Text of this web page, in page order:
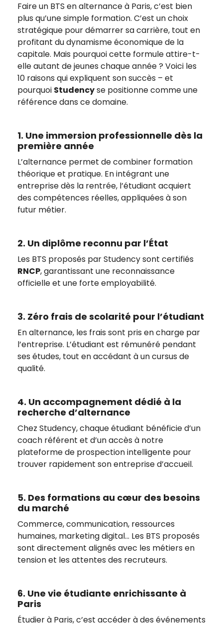
Faire un BTS en alternance à Paris, c’est bien
plus qu’une simple formation. C’est un choix
stratégique pour démarrer sa carrière, tout en
profitant du dynamisme économique de la
capitale. Mais pourquoi cette formule attire-t-
elle autant de jeunes chaque année ? Voici les
10 raisons qui expliquent son succès – et
pourquoi Studencyse positionne comme une
référence dans ce domaine.
1. Une immersion professionnelle dès la
première année
L’alternance permet de combiner formation
théorique et pratique. En intégrant une
entreprise dès la rentrée, l’étudiant acquiert
des compétences réelles, appliquées à son
futur métier.
2. Un diplôme reconnu par l’État
Les BTS proposés par Studency sont certifiés
RNCP, garantissant une reconnaissance
officielle et une forte employabilité.
3. Zéro frais de scolarité pour l’étudiant
En alternance, les frais sont pris en charge par
l’entreprise. L’étudiant est rémunéré pendant
ses études, tout en accédant à un cursus de
qualité.
4. Un accompagnement dédié à la
recherche d’alternance
Chez Studency, chaque étudiant bénéficie d’un
coach référent et d’un accès à notre
plateforme de prospection intelligente pour
trouver rapidement son entreprise d’accueil.
5. Des formations au cœur des besoins
du marché
Commerce, communication, ressources
humaines, marketing digital… Les BTS proposés
sont directement alignés avec les métiers en
tension et les attentes des recruteurs.
6. Une vie étudiante enrichissante à
Paris
Étudier à Paris, c’est accéder à des événements